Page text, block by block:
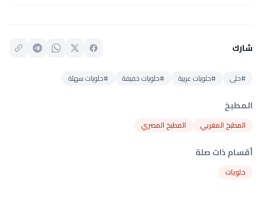
شارك
#حلى #حلويات عربية #حلويات خفيفة #حلويات سهلة
المطبخ
المطبخ المغربي المطبخ المصري
أقسام ذات صلة
حلويات